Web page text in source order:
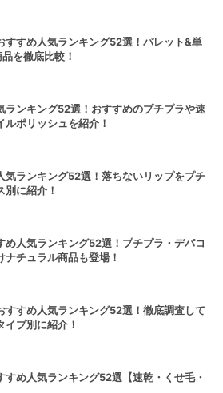
すすめ人気ランキング52選！パレット&単
を徹底比較！
ランキング52選！おすすめのプチプラや速
ルポリッシュを紹介！
気ランキング52選！落ちないリップをプチ
別に紹介！
め人気ランキング52選！プチプラ・デパコ
ナチュラル商品も登場！
すすめ人気ランキング52選！徹底調査して
イプ別に紹介！
すめ人気ランキング52選【速乾・くせ毛・